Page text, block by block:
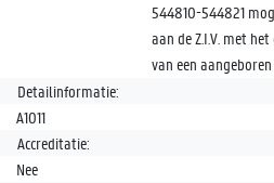
544810-544821
aan de Z.I.V. met
van een
Detailinformatie:
A1011
Accreditatie:
Nee